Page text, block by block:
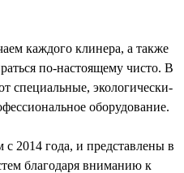
каждого клинера, а также
по-настоящему чисто. В
специальные, экологически-
оборудование.
2014 года, и представлены в
благодаря вниманию к